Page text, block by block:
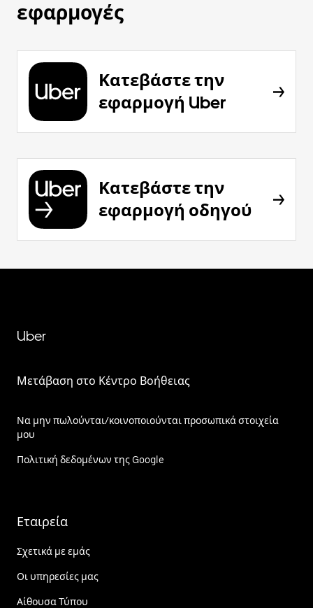
εφαρμογές
Κατεβάστε την
εφαρμογή Uber
Κατεβάστε την
εφαρμογή οδηγού
Uber
Μετάβαση στο Κέντρο Βοήθειας
Να μην πωλούνται/κοινοποιούνται προσωπικά στοιχεία
μου
Πολιτική δεδομένων της Google
Εταιρεία
Σχετικά με εμάς
Οι υπηρεσίες μας
Αίθουσα Τύπου